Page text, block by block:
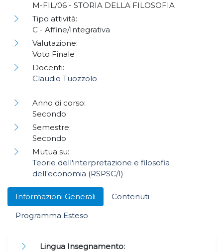
Informazioni Generali
Contenuti
Programma Esteso
Lingua Insegnamento:
M-FIL/06 - STORIA DELLA FILOSOFIA
Tipo attività:
C - Affine/Integrativa
Valutazione:
Voto Finale
Docenti:
Claudio Tuozzolo
Anno di corso:
Secondo
Semestre:
Secondo
Mutua su:
Teorie dell'interpretazione e filosofia
dell'economia (RSPSC/I)